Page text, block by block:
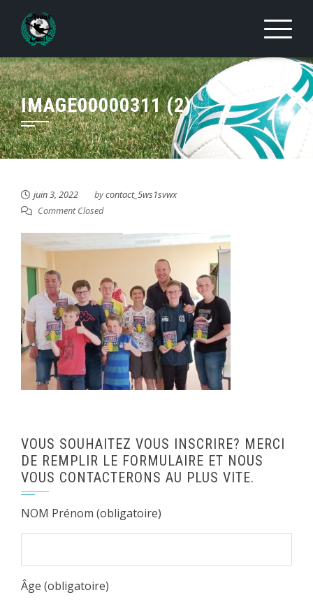
content
IMAGE00000311 (2)
juin 3, 2022 bycontact_5ws1svwx
Comment Closed
VOUS SOUHAITEZ VOUS INSCRIRE? MERCI
DE REMPLIR LE FORMULAIRE ET NOUS
VOUS CONTACTERONS AU PLUS VITE.
NOM Prénom (obligatoire)
Âge (obligatoire)